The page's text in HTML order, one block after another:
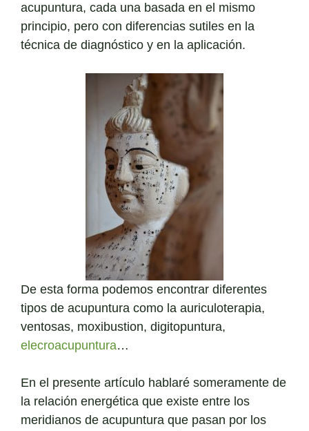
acupuntura, cada una basada en el mismo
principio, pero con diferencias sutiles en la
técnica de diagnóstico y en la aplicación.
De esta forma podemos encontrar diferentes
tipos de acupuntura como la auriculoterapia,
ventosas, moxibustion, digitopuntura,
elecroacupuntura…
En el presente artículo hablaré someramente de
la relación energética que existe entre los
meridianos de acupuntura que pasan por los